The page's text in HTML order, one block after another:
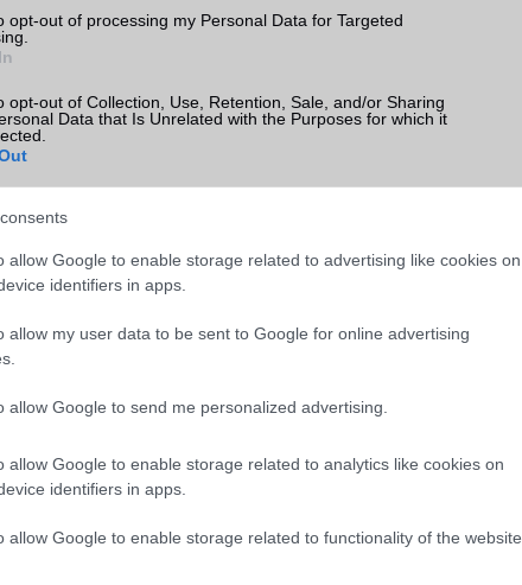
opt-out of processing my Personal Data for Targeted
opt-out of Collection, Use, Retention, Sale, and/or Sharing
Data that Is Unrelated with the Purposes for which it
allow Google to enable storage related to advertising like cookies on
identifiers in apps.
allow my user data to be sent to Google for online advertising
allow Google to send me personalized advertising.
allow Google to enable storage related to analytics like cookies on
identifiers in apps.
allow Google to enable storage related to functionality of the website
linkek:
kiemelt ajánlatok
Samsung Galaxy S25 Ultra Samsung Galaxy S26